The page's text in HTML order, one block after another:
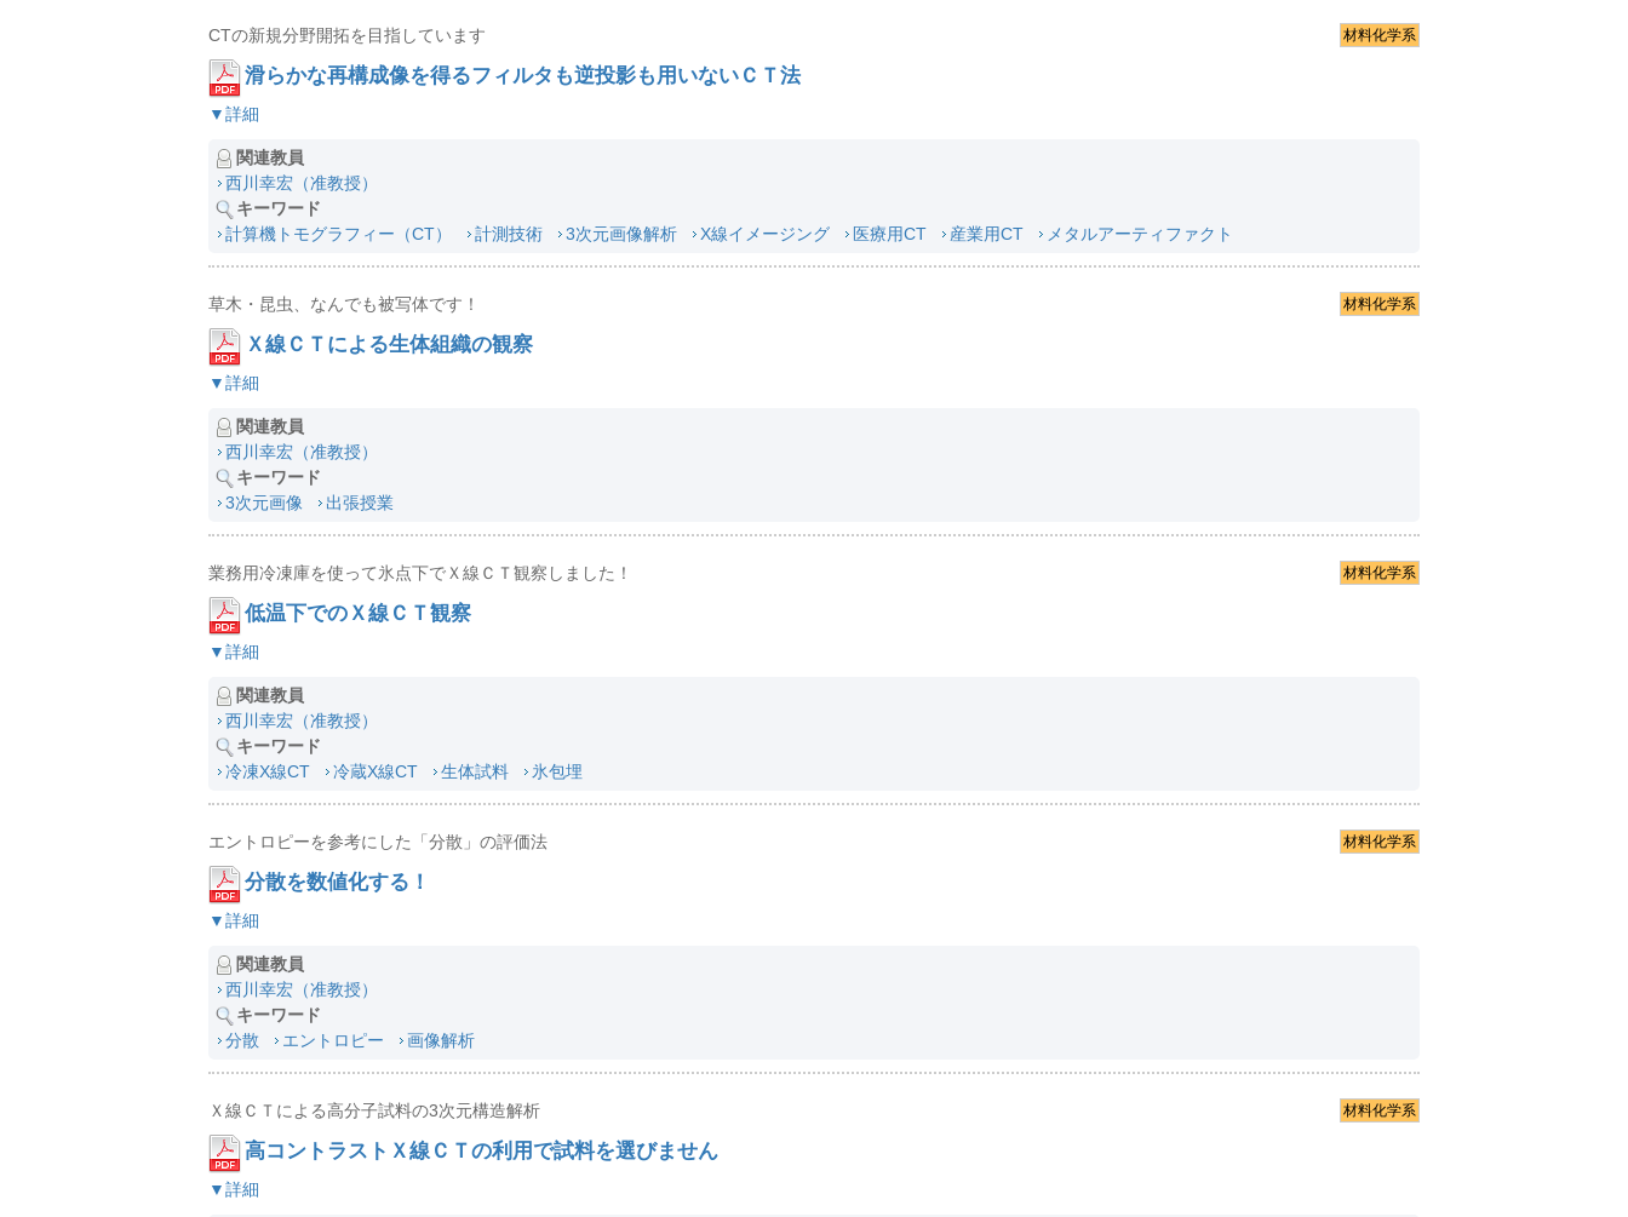
CTの新規分野開拓を目指しています 材料化学系
滑らかな再構成像を得るフィルタも逆投影も用いないＣＴ法
▼詳細
関連教員
西川幸宏（准教授）
キーワード
計算機トモグラフィー（CT）
計測技術 3次元画像解析 X線イメージング 医療用CT 産業用CT メタルアーティファクト
草木・昆虫、なんでも被写体です！ 材料化学系
Ｘ線ＣＴによる生体組織の観察
▼詳細
関連教員
西川幸宏（准教授）
キーワード
3次元画像
出張授業
業務用冷凍庫を使って氷点下でＸ線ＣＴ観察しました！ 材料化学系
低温下でのＸ線ＣＴ観察
▼詳細
関連教員
西川幸宏（准教授）
キーワード
冷凍X線CT
冷蔵X線CT 生体試料 氷包埋
エントロピーを参考にした「分散」の評価法 材料化学系
分散を数値化する！
▼詳細
関連教員
西川幸宏（准教授）
キーワード
分散
エントロピー 画像解析
Ｘ線ＣＴによる高分子試料の3次元構造解析 材料化学系
高コントラストＸ線ＣＴの利用で試料を選びません
▼詳細